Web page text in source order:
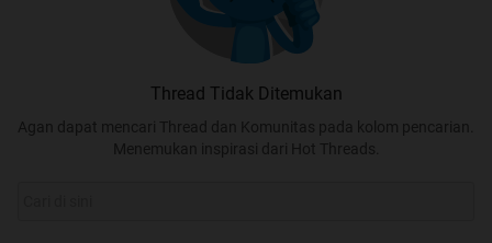
Thread Tidak Ditemukan
Agan dapat mencari Thread dan Komunitas pada kolom pencarian.
Menemukan inspirasi dari Hot Threads.